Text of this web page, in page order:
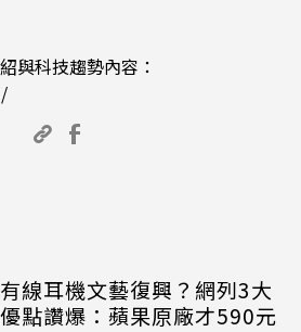
與科技趨勢內容：
有線耳機文藝復興？網列3大
優點讚爆：蘋果原廠才590元